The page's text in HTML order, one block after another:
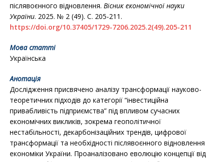
післявоєнного відновлення. Вісник економічної науки
України. 2025. № 2 (49). С. 205-211.
https://doi.org/10.37405/1729-7206.2025.2(49).205-211
Мова статті
Українська
Анотація
Дослідження присвячено аналізу трансформації науково-
теоретичних підходів до категорії “інвестиційна
привабливість підприємства” під впливом сучасних
економічних викликів, зокрема геополітичної
нестабільності, декарбонізаційних трендів, цифрової
трансформації та необхідності післявоєнного відновлення
економіки України. Проаналізовано еволюцію концепції від